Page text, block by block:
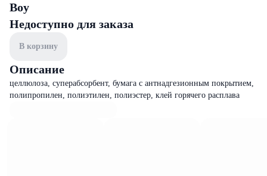
Boy
Недоступно для заказа
В корзину
Описание
целлюлоза, суперабсорбент, бумага с антнадгезионным покрытием,
полипропилен, полиэтилен, полиэстер, клей горячего расплава